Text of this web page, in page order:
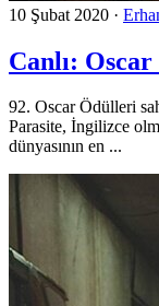
10 Şubat 2020 ·
Canlı:
92. Oscar Ödülleri
Parasite, İngilizce
dünyasının en ...